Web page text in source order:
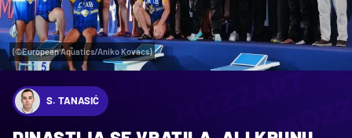
(©European Aquatics/Aniko Kovacs)
S. TANASIĆ